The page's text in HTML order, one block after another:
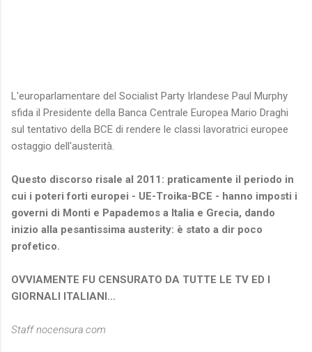
L'europarlamentare del Socialist Party Irlandese Paul Murphy
sfida il Presidente della Banca Centrale Europea Mario Draghi
sul tentativo della BCE di rendere le classi lavoratrici europee
ostaggio dell'austerità.
Questo discorso risale al 2011: praticamente il periodo in
cui i poteri forti europei - UE-Troika-BCE - hanno imposti i
governi di Monti e Papademos a Italia e Grecia, dando
inizio alla pesantissima austerity: è stato a dir poco
profetico.
OVVIAMENTE FU CENSURATO DA TUTTE LE TV ED I
GIORNALI ITALIANI...
Staff nocensura.com